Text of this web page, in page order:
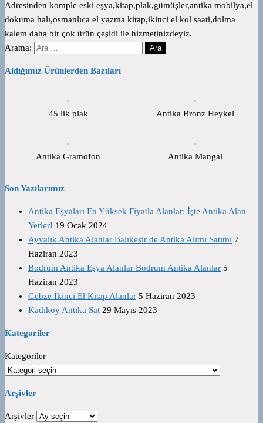
Adresinden komple eski eşya,kitap,plak,gümüşler,antika mobilya,el
dokuma halı,osmanlıca el yazma kitap,ikinci el kol saati,dolma
kalem daha bir çok ürün çeşidi ile hizmetinizdeyiz.
Arama:
Aldığımız Ürünlerden Bazıları
45 lik plak Antika Bronz Heykel
Antika Gramofon Antika Mangal
Son Yazılarımız
Antika Eşyaları En Yüksek Fiyatla Alanlar: İşte Antika Alan
Yerler! 19 Ocak 2024
Ayvalık Antika Alanlar Balıkesir de Antika Alımı Satımı 7
Haziran 2023
Bodrum Antika Eşya Alanlar Bodrum Antika Alanlar 5
Haziran 2023
Gebze İkinci El Kitap Alanlar 5 Haziran 2023
Kadıköy Antika Sat 29 Mayıs 2023
Kategoriler
Kategoriler
Arşivler
Arşivler